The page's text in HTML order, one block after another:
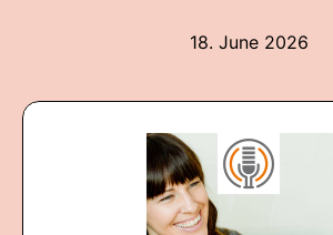
18. June 2026